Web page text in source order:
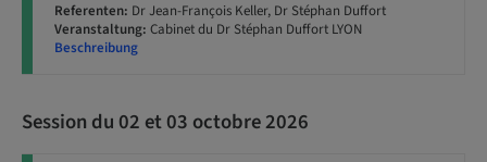
Referenten: Dr Jean-François Keller, Dr Stéphan Duffort
Veranstaltung: Cabinet du Dr Stéphan Duffort LYON
Beschreibung
Session du 02 et 03 octobre 2026